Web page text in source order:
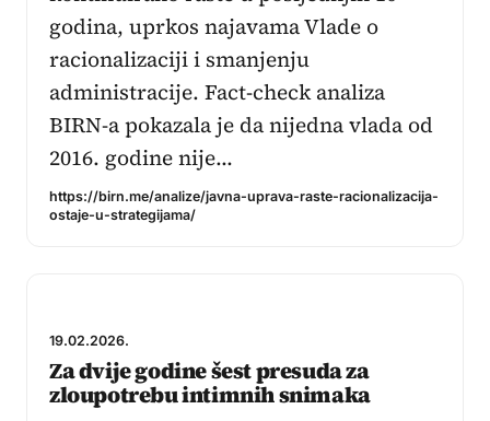
godina, uprkos najavama Vlade o
racionalizaciji i smanjenju
administracije. Fact-check analiza
BIRN-a pokazala je da nijedna vlada od
2016. godine nije…
https://birn.me/analize/javna-uprava-raste-racionalizacija-
ostaje-u-strategijama/
19.02.2026.
Za dvije godine šest presuda za
zloupotrebu intimnih snimaka